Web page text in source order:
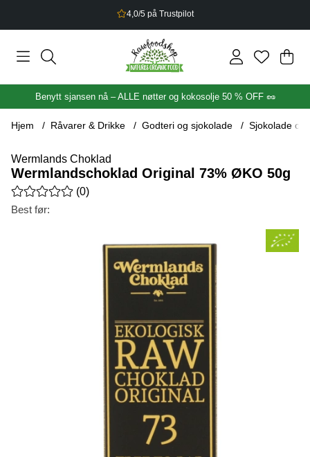
4,0/5 på Trustpilot
.
Benytt sjansen nå – ALLE nøtter og kokosolje 50 % OFF 🥜
Hjem Råvarer & Drikke Godteri og sjokolade Sjokolade og
Wermlands Choklad
Wermlandschoklad Original 73% ØKO 50g
Gjennomsnittlig rangering 0 av 5 Antall vurderinger 0
(0)
Best før:
Produktbilder Wermlandschoklad Original 73% ØKO 50g